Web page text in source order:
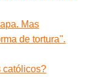
Mas
de tortura''.
católicos?